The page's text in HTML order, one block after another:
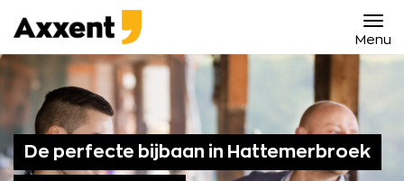
naar
content
Axxent
B.V.
Menu
Bekijk bijbanen in Hattemerbroek
Contact
De perfecte bijbaan in Hattemerbroek